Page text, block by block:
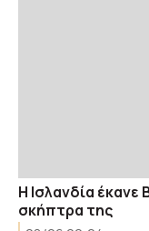
Η Ισλανδία
σκήπτρα της